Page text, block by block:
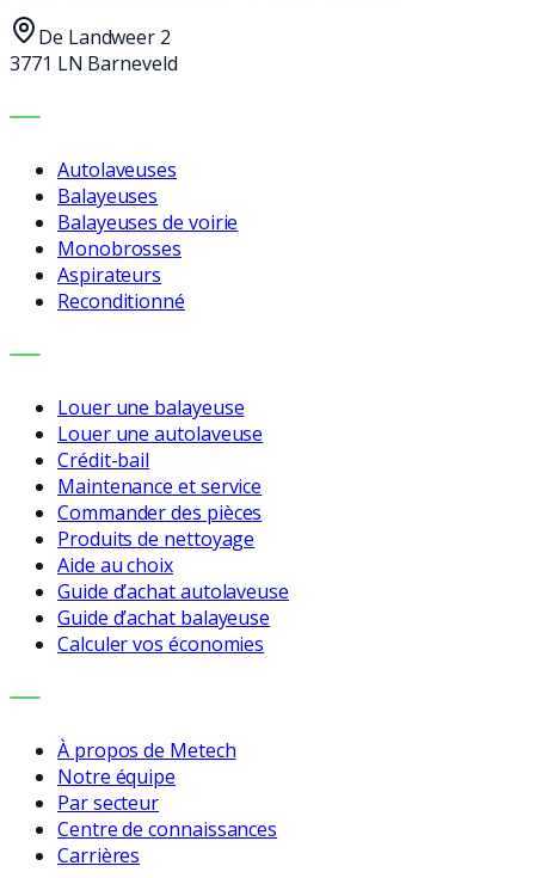
De Landweer 2
3771 LN Barneveld
MACHINES
Autolaveuses
Balayeuses
Balayeuses de voirie
Monobrosses
Aspirateurs
Reconditionné
SERVICES
Louer une balayeuse
Louer une autolaveuse
Crédit-bail
Maintenance et service
Commander des pièces
Produits de nettoyage
Aide au choix
Guide d’achat autolaveuse
Guide d’achat balayeuse
Calculer vos économies
ENTREPRISE
À propos de Metech
Notre équipe
Par secteur
Centre de connaissances
Carrières